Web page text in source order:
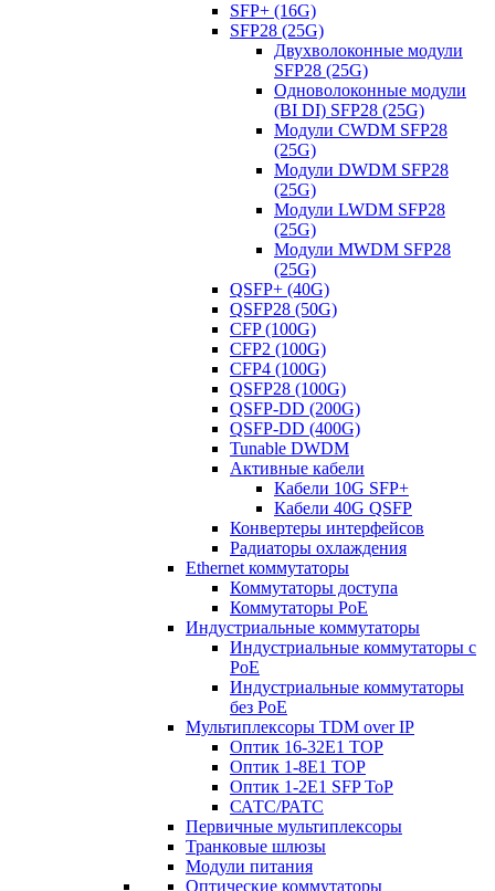
SFP+ (16G)
SFP28 (25G)
Двухволоконные модули
SFP28 (25G)
Одноволоконные модули
(BI DI) SFP28 (25G)
Модули CWDM SFP28
(25G)
Модули DWDM SFP28
(25G)
Модули LWDM SFP28
(25G)
Модули MWDM SFP28
(25G)
QSFP+ (40G)
QSFP28 (50G)
CFP (100G)
CFP2 (100G)
CFP4 (100G)
QSFP28 (100G)
QSFP-DD (200G)
QSFP-DD (400G)
Tunable DWDM
Активные кабели
Кабели 10G SFP+
Кабели 40G QSFP
Конвертеры интерфейсов
Радиаторы охлаждения
Ethernet коммутаторы
Коммутаторы доступа
Коммутаторы PoE
Индустриальные коммутаторы
Индустриальные коммутаторы с
PoE
Индустриальные коммутаторы
без PoE
Мультиплексоры TDM over IP
Оптик 16-32E1 TOP
Оптик 1-8E1 TOP
Оптик 1-2E1 SFP ToP
САТС/РАТС
Первичные мультиплексоры
Транковые шлюзы
Модули питания
Оптические коммутаторы